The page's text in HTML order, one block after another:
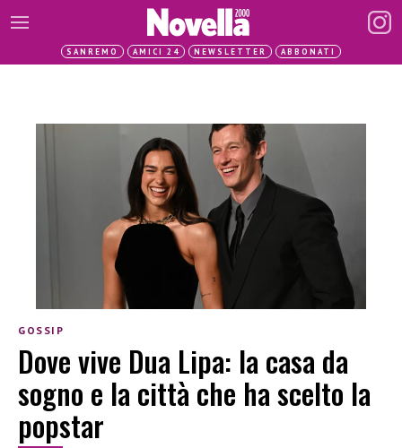
SANREMO AMICI 24 NEWSLETTER ABBONATI
GOSSIP
Dove vive Dua Lipa: la casa da
sogno e la città che ha scelto la
popstar